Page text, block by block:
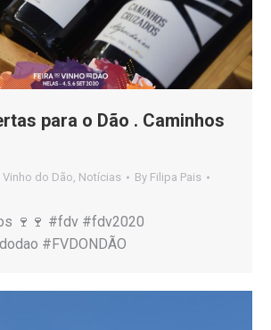
para o Dão . Caminhos
Vinho do Dão Notícias By Filipa Pais
🍷🍷 #fdv #fdv2020
#FVDONDÃO